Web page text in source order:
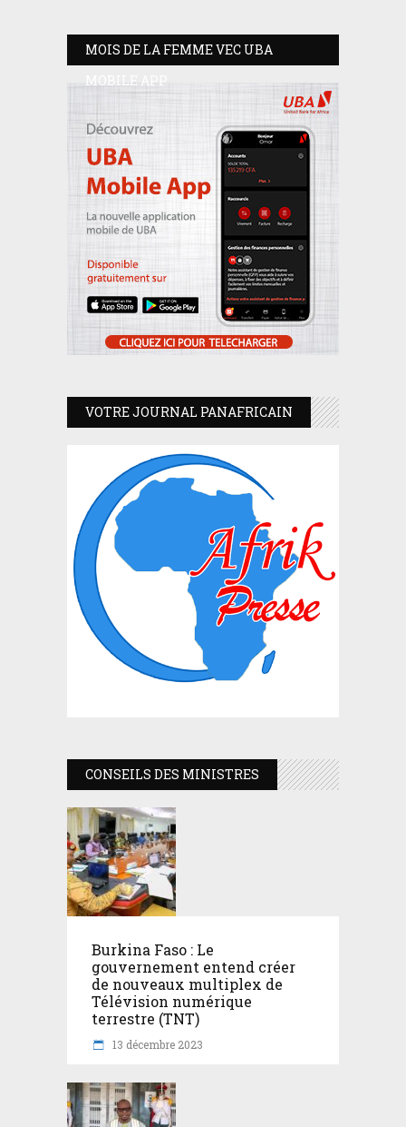
MOIS DE LA FEMME VEC UBA
MOBILE APP
VOTRE JOURNAL PANAFRICAIN
CONSEILS DES MINISTRES
Burkina Faso : Le
gouvernement entend créer
de nouveaux multiplex de
Télévision numérique
terrestre (TNT)
13 décembre 2023